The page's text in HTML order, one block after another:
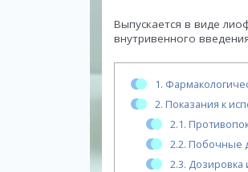
Выпускается в виде
внутривенного
1.
2. Показания к
2.1.
2.2. Побочные
2.3.